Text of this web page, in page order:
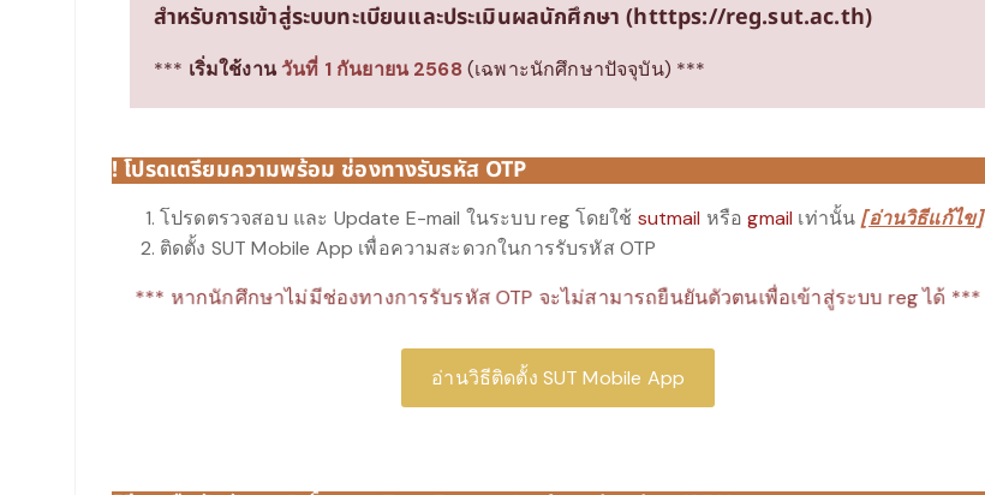
สำหรับการเข้าสู่ระบบทะเบียนและประเมินผลนักศึกษา (htttps://reg.sut.ac.th)
*** เริ่มใช้งานวันที่ 1 กันยายน 2568 (เฉพาะนักศึกษาปัจจุบัน) ***
! โปรดเตรียมความพร้อม ช่องทางรับรหัส OTP
โปรดตรวจสอบ และ Update E-mail ในระบบ reg โดยใช้ sutmail หรือgmail เท่านั้น [อ่านวิธีแก้ไข]
ติดตั้ง SUT Mobile App เพื่อความสะดวกในการรับรหัส OTP
*** หากนักศึกษาไม่มีช่องทางการรับรหัส OTP จะไม่สามารถยืนยันตัวตนเพื่อเข้าสู่ระบบ reg ได้ ***
อ่านวิธีติดตั้ง SUT Mobile App